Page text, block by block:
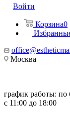
Войти
Корзина0
Москва
график работы: по
с 11:00 до 18:00